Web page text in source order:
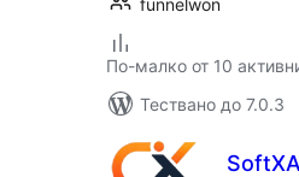
funnelwon
По-малко от 10
Тествано до 7.0.3